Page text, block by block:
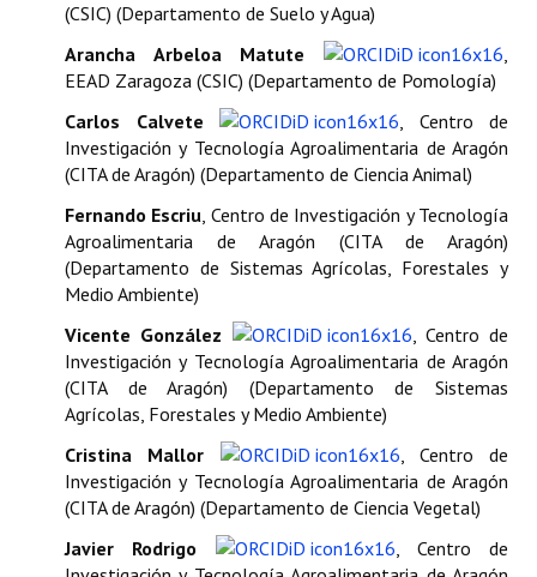
(CSIC) (Departamento de Suelo y Agua)
Arancha Arbeloa Matute
,
EEAD Zaragoza (CSIC) (Departamento de Pomología)
Carlos Calvete
, Centro de
Investigación y Tecnología Agroalimentaria de Aragón
(CITA de Aragón) (Departamento de Ciencia Animal)
Fernando Escriu, Centro de Investigación y Tecnología
Agroalimentaria de Aragón (CITA de Aragón)
(Departamento de Sistemas Agrícolas, Forestales y
Medio Ambiente)
Vicente González
, Centro de
Investigación y Tecnología Agroalimentaria de Aragón
(CITA de Aragón) (Departamento de Sistemas
Agrícolas, Forestales y Medio Ambiente)
Cristina Mallor
, Centro de
Investigación y Tecnología Agroalimentaria de Aragón
(CITA de Aragón) (Departamento de Ciencia Vegetal)
Javier Rodrigo
, Centro de